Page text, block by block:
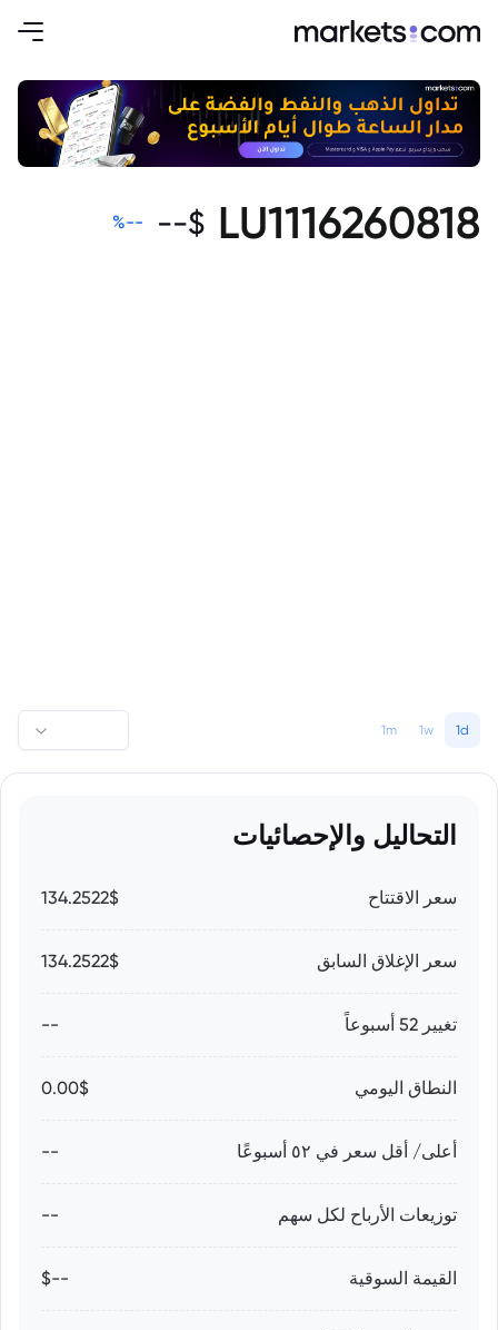
LU1116260818
$
--
--
%
1d
1w
1m
التحاليل والإحصائيات
سعر الاقتتاح 134.2522$
سعر الإغلاق السابق 134.2522$
تغيير 52 أسبوعاً --
النطاق اليومي 0.00$
أعلى/ أقل سعر في ٥٢ أسبوعًا --
توزيعات الأرباح لكل سهم --
القيمة السوقية --$